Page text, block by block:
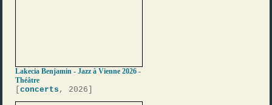
Lakecia Benjamin - Jazz à Vienne 2026 -
Théâtre
[concerts , 2026]